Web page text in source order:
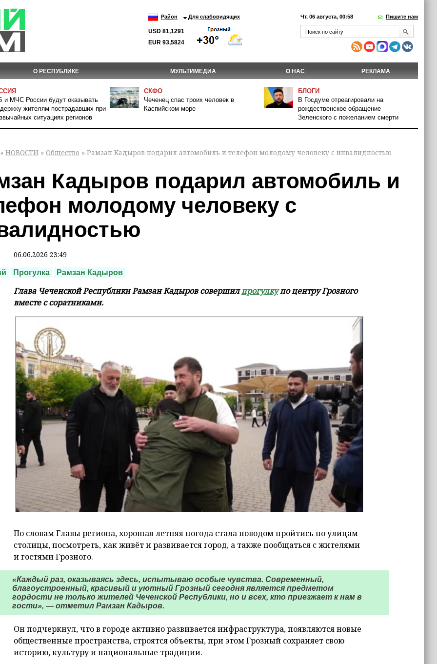
Район Для слабовидящих
USD 81,1291
EUR 93,5824
Чт, 06 августа, 00:58 Пишите нам
О РЕСПУБЛИКЕ МУЛЬТИМЕДИА О НАС РЕКЛАМА
и МЧС России будут оказывать
жителям пострадавших при
ситуациях регионов
СКФО
Чеченец спас троих человек в
Каспийском море
БЛОГИ
В Госдуме отреагировали на
рождественское обращение
Зеленского с пожеланием смерти
» НОВОСТИ » Общество » Рамзан Кадыров подарил автомобиль и телефон молодому человеку с инвалидностью
Кадыров подарил автомобиль и
молодому человеку с
06.06.2026 23:49
Прогулка Рамзан Кадыров
Глава Чеченской Республики Рамзан Кадыров совершилпрогулкупо центру Грозного
вместе с соратниками.
По словам Главы региона, хорошая летняя погода стала поводом пройтись по улицам
столицы, посмотреть, как живёт и развивается город, а также пообщаться с жителями
и гостями Грозного.
«Каждый раз, оказываясь здесь, испытываю особые чувства. Современный,
благоустроенный, красивый и уютный Грозный сегодня является предметом
гордости не только жителей Чеченской Республики, но и всех, кто приезжает к нам в
гости», — отметил Рамзан Кадыров.
Он подчеркнул, что в городе активно развивается инфраструктура, появляются новые
общественные пространства, строятся объекты, при этом Грозный сохраняет свою
историю, культуру и национальные традиции.